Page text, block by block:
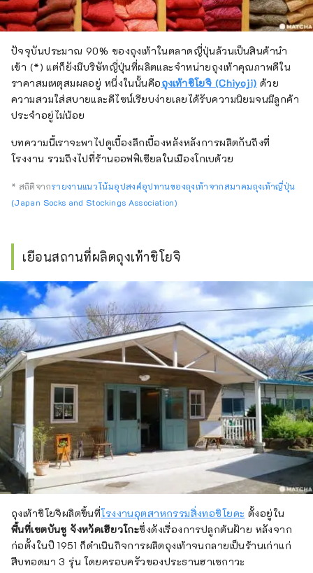
ปัจจุบันประมาณ 90% ของถุงเท้าในตลาดญี่ปุ่นล้วนเป็นสินค้านำ
เข้า (*) แต่ก็ยังมีบริษัทญี่ปุ่นที่ผลิตและจำหน่ายถุงเท้าคุณภาพดีใน
ราคาสมเหตุสมผลอยู่ หนึ่งในนั้นคือถุงเท้าชิโยจิ (Chiyoji) ด้วย
ความสวมใส่สบายและดีไซน์เรียบง่ายเลยได้รับความนิยมจนมีลูกค้า
ประจำอยู่ไม่น้อย
บทความนี้เราจะพาไปดูเบื้องลึกเบื้องหลังหลังการผลิตกันถึงที่
โรงงาน รวมถึงไปที่ร้านออฟฟิเชียลในเมืองโกเบด้วย
* สถิติจากรายงานแนวโน้มอุปสงค์อุปทานของถุงเท้าจากสมาคมถุงเท้าญี่ปุ่น
(Japan Socks and Stockings Association)
เยือนสถานที่ผลิตถุงเท้าชิโยจิ
ถุงเท้าชิโยจิผลิตขึ้นที่โรงงานอุตสาหกรรมสิ่งทอชิโยดะ ตั้งอยู่ใน
พื้นที่เขตบันชู จังหวัดเฮียวโกะซึ่งดังเรื่องการปลูกต้นฝ้าย หลังจาก
ก่อตั้งในปี 1951 ก็ดำเนินกิจการผลิตถุงเท้าจนกลายเป็นร้านเก่าแก่
สืบทอดมา 3 รุ่น โดยครอบครัวของประธานฮาเซกาวะ